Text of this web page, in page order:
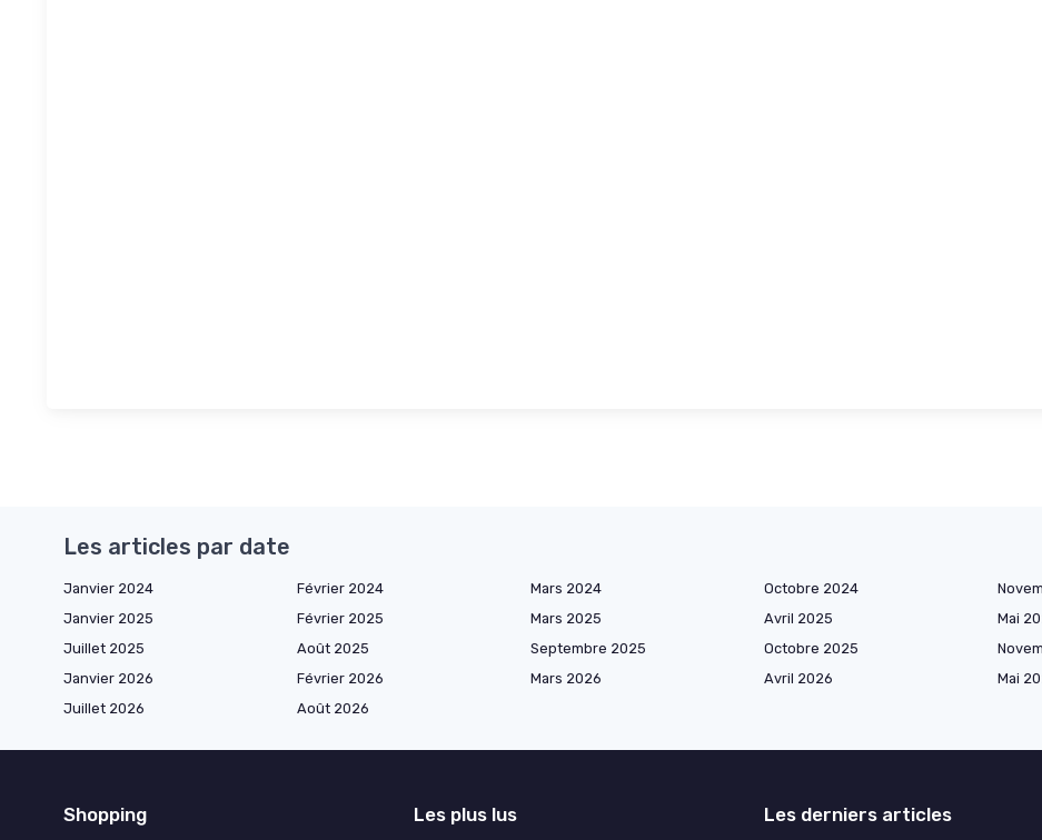
Les articles par date
Janvier 2024 Février 2024 Mars 2024 Octobre 2024
Janvier 2025
Février 2025 Mars 2025 Avril 2025 Mai
Juillet 2025
Août 2025 Septembre 2025 Octobre 2025
Janvier 2026
Février 2026 Mars 2026 Avril 2026 Mai
Juillet 2026
Août 2026
Shopping Les plus lus Les derniers articles